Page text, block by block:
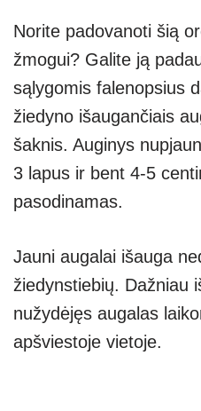
Norite padovanoti šią
žmogui? Galite ją
sąlygomis falenopsius
žiedyno išaugančiais
šaknis. Auginys
3 lapus ir bent 4-5
pasodinamas.
Jauni augalai išauga
žiedynstiebių. Dažniau
nužydėjęs augalas
apšviestoje vietoje.